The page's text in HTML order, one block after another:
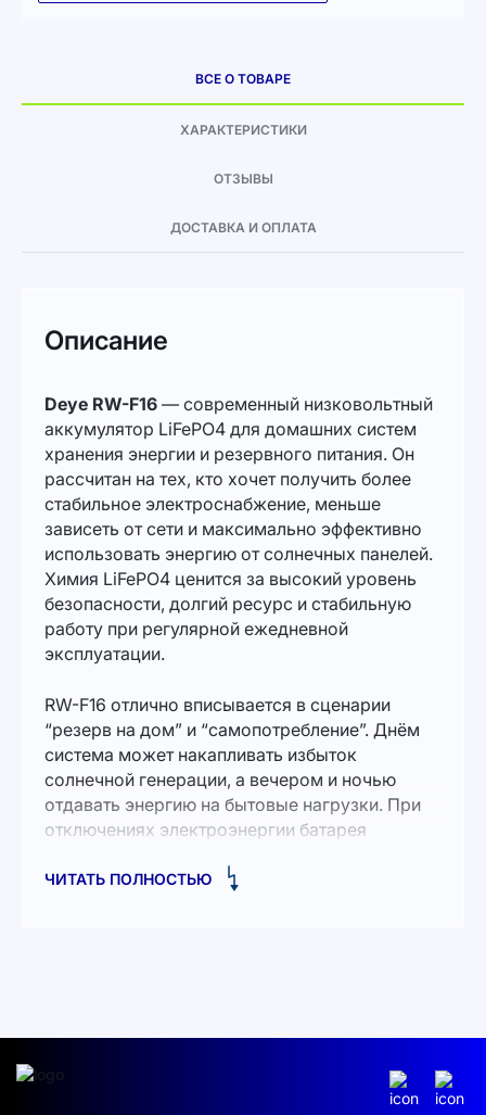
ВСЕ О ТОВАРЕ
ХАРАКТЕРИСТИКИ
ОТЗЫВЫ
ДОСТАВКА И ОПЛАТА
Описание
Deye RW-F16 — современный низковольтный
аккумулятор LiFePO4 для домашних систем
хранения энергии и резервного питания. Он
рассчитан на тех, кто хочет получить более
стабильное электроснабжение, меньше
зависеть от сети и максимально эффективно
использовать энергию от солнечных панелей.
Химия LiFePO4 ценится за высокий уровень
безопасности, долгий ресурс и стабильную
работу при регулярной ежедневной
эксплуатации.
RW-F16 отлично вписывается в сценарии
“резерв на дом” и “самопотребление”. Днём
система может накапливать избыток
солнечной генерации, а вечером и ночью
отдавать энергию на бытовые нагрузки. При
отключениях электроэнергии батарея
важных потребителей: освещение, роутер и
временем вы решите увеличить автономность
или добавятся новые потребители, систему
ЧИТАТЬ ПОЛНОСТЬЮ